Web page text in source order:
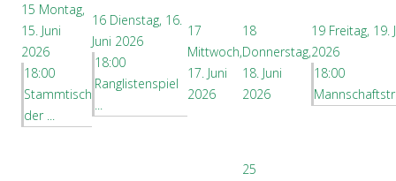
15 Montag,
15. Juni
2026
18:00
Stammtisch
der ...
16 Dienstag, 16.
Juni 2026
18:00
Ranglistenspiel
...
17
Mittwoch,
17. Juni
2026
18
Donnerstag,
18. Juni
2026
19 Freitag, 19.
2026
18:00
25